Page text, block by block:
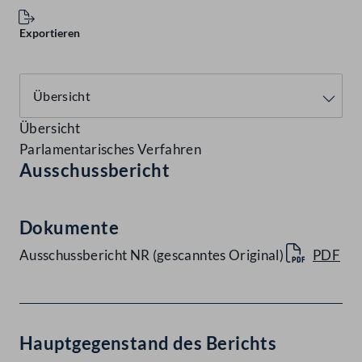
Exportieren
Übersicht
Parlamentarisches Verfahren
Ausschussbericht
Dokumente
Ausschussbericht NR (gescanntes Original) PDF
Hauptgegenstand des Berichts